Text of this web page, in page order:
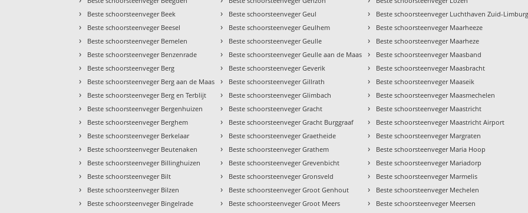
› Beste schoorsteenveger Beek
› Beste schoorsteenveger Beesel
› Beste schoorsteenveger Bemelen
› Beste schoorsteenveger Benzenrade
› Beste schoorsteenveger Berg
› Beste schoorsteenveger Berg aan de Maas
› Beste schoorsteenveger Berg en Terblijt
› Beste schoorsteenveger Bergenhuizen
› Beste schoorsteenveger Berghem
› Beste schoorsteenveger Berkelaar
› Beste schoorsteenveger Beutenaken
› Beste schoorsteenveger Billinghuizen
› Beste schoorsteenveger Bilt
› Beste schoorsteenveger Bilzen
› Beste schoorsteenveger Bingelrade
› Beste schoorsteenveger Geul
› Beste schoorsteenveger Geulhem
› Beste schoorsteenveger Geulle
› Beste schoorsteenveger Geulle aan de Maas
› Beste schoorsteenveger Geverik
› Beste schoorsteenveger Gillrath
› Beste schoorsteenveger Glimbach
› Beste schoorsteenveger Gracht
› Beste schoorsteenveger Gracht Burggraaf
› Beste schoorsteenveger Graetheide
› Beste schoorsteenveger Grathem
› Beste schoorsteenveger Grevenbicht
› Beste schoorsteenveger Gronsveld
› Beste schoorsteenveger Groot Genhout
› Beste schoorsteenveger Groot Meers
› Beste schoorsteenveger Luchthaven Zuid-
› Beste schoorsteenveger Maarheeze
› Beste schoorsteenveger Maarheze
› Beste schoorsteenveger Maasband
› Beste schoorsteenveger Maasbracht
› Beste schoorsteenveger Maaseik
› Beste schoorsteenveger Maasmechelen
› Beste schoorsteenveger Maastricht
› Beste schoorsteenveger Maastricht Airport
› Beste schoorsteenveger Margraten
› Beste schoorsteenveger Maria Hoop
› Beste schoorsteenveger Mariadorp
› Beste schoorsteenveger Marmelis
› Beste schoorsteenveger Mechelen
› Beste schoorsteenveger Meersen